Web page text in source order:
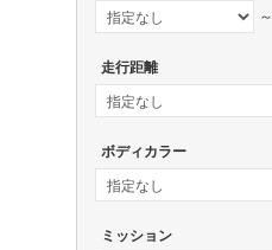
～
走行距離
ボディカラー
ミッション